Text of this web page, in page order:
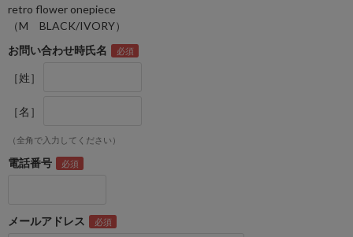
retro flower onepiece
（M BLACK/IVORY）
お問い合わせ時氏名
［姓］
［名］
（全角で入力してください）
電話番号
メールアドレス